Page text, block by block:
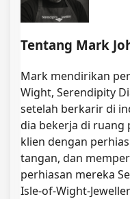
Tentang Mark
Mark mendirikan
Wight, Serendipity
setelah berkarir di
dia bekerja di ruang
klien dengan
tangan, dan
perhiasan mereka
Isle-of-Wight-